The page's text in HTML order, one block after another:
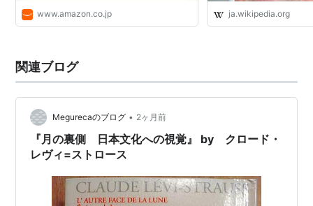
www.amazon.co.jp ja.wikipedia.org
関連ブログ
Megurecaのブログ • 2ヶ月前
『月の裏側 日本文化への視覚』 by クロード・
レヴィ=ストロース